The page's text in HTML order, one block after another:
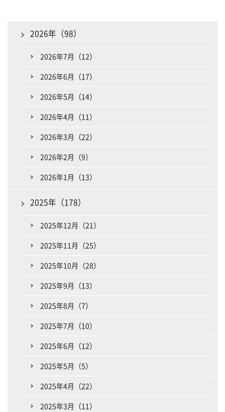
2026年（98）
2026年7月（12）
2026年6月（17）
2026年5月（14）
2026年4月（11）
2026年3月（22）
2026年2月（9）
2026年1月（13）
2025年（178）
2025年12月（21）
2025年11月（25）
2025年10月（28）
2025年9月（13）
2025年8月（7）
2025年7月（10）
2025年6月（12）
2025年5月（5）
2025年4月（22）
2025年3月（11）